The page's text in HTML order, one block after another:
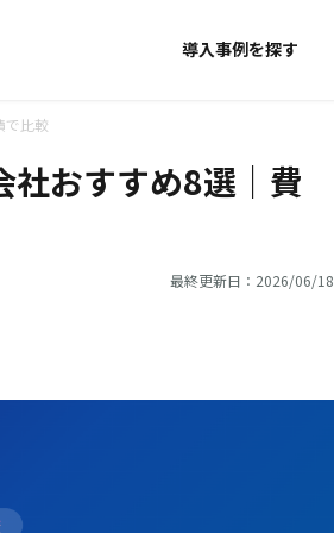
導入事例を探す
で比較
社おすすめ8選｜費
最終更新日：2026/06/18